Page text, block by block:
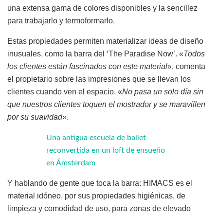
una extensa gama de colores disponibles y la sencillez
para trabajarlo y termoformarlo.
Estas propiedades permiten materializar ideas de diseño
inusuales, como la barra del ‘The Paradise Now’. «Todos
los clientes están fascinados con este material», comenta
el propietario sobre las impresiones que se llevan los
clientes cuando ven el espacio. «No pasa un solo día sin
que nuestros clientes toquen el mostrador y se maravillen
por su suavidad».
Una antigua escuela de ballet
reconvertida en un loft de ensueño
en Ámsterdam
Y hablando de gente que toca la barra: HIMACS es el
material idóneo, por sus propiedades higiénicas, de
limpieza y comodidad de uso, para zonas de elevado